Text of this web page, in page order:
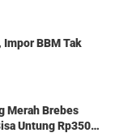
Impor BBM Tak
Merah Brebes
Untung Rp350